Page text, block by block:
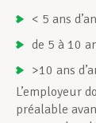
< 5 ans
de 5 à 10
>10 ans
L’employeur
préalable